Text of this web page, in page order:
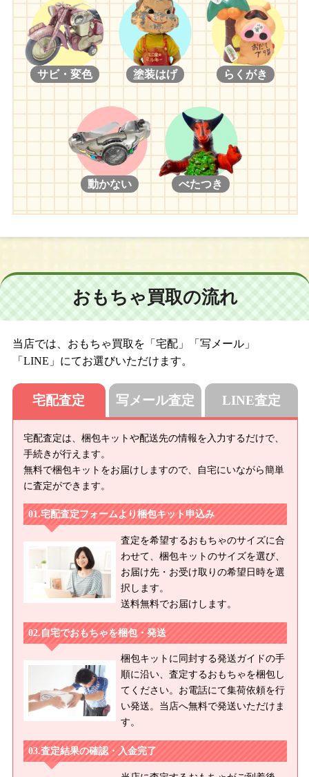
サビ・変色 塗装はげ らくがき
動かない べたつき
おもちゃ買取の流れ
当店では、おもちゃ買取を「宅配」「写メール」
「LINE」にてお選びいただけます。
宅配査定
宅配査定は、梱包キットや配送先の情報を入力するだけで、
手続きが行えます。
無料で梱包キットをお届けしますので、自宅にいながら簡単
に査定ができます。
宅配査定フォームより梱包キット申込み
査定を希望するおもちゃのサイズに合
わせて、梱包キットのサイズを選び、
お届け先・お受け取りの希望日時を選
択します。
送料無料でお届けします。
自宅でおもちゃを梱包・発送
梱包キットに同封する発送ガイドの手
順に沿い、査定するおもちゃを梱包し
てください。お電話にて集荷依頼を行
い発送。当店へ無料で発送いただけま
す。
査定結果の確認・入金完了
写メール査定 LINE査定